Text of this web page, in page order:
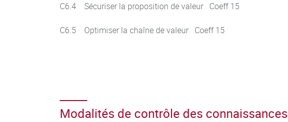
C6.4 Sécuriser la proposition de valeur Coeff 15
C6.5 Optimiser la chaîne de valeur Coeff 15
Modalités de contrôle des connaissances